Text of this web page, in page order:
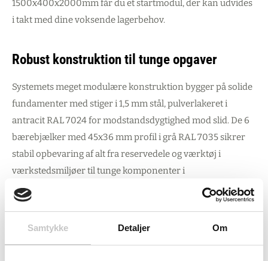
Samtykke Detaljer Om
1500x400x2000mm får du et startmodul, der kan udvides
i takt med dine voksende lagerbehov.
Robust konstruktion til tunge opgaver
Systemets meget modulære konstruktion bygger på solide
fundamenter med stiger i 1,5 mm stål, pulverlakeret i
antracit RAL 7024 for modstandsdygtighed mod slid. De 6
bærebjælker med 45x36 mm profil i grå RAL 7035 sikrer
stabil opbevaring af alt fra reservedele og værktøj i
værkstedsmiljøer til tunge komponenter i
produktionsvirksomheder. Med galvaniserede tværstiver
og 19 mm spånplader får du maksimal stabilitet op til 1500